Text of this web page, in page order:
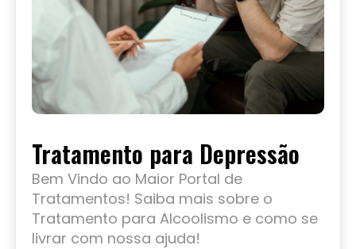
Tratamento para Depressão
Bem Vindo ao Maior Portal de
Tratamentos! Saiba mais sobre o
Tratamento para Alcoolismo e como se
livrar com nossa ajuda!